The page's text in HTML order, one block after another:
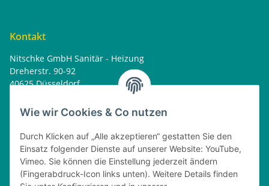
Wie wir Cookies & Co nutzen
Durch Klicken auf „Alle akzeptieren“ gestatten Sie den
Einsatz folgender Dienste auf unserer Website: YouTube,
Vimeo. Sie können die Einstellung jederzeit ändern
(Fingerabdruck-Icon links unten). Weitere Details finden
Kontakt
Nitschke GmbH Sanitär - Heizung
Dreherstr. 90-92
40625 Düsseldorf
home@nitschkegmbh.de
Rechtliches